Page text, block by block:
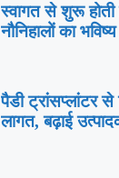
स्वागत से शुरू होती
नौनिहालों का भविष्य
पैडी ट्रांसप्लांटर
लागत, बढ़ाई